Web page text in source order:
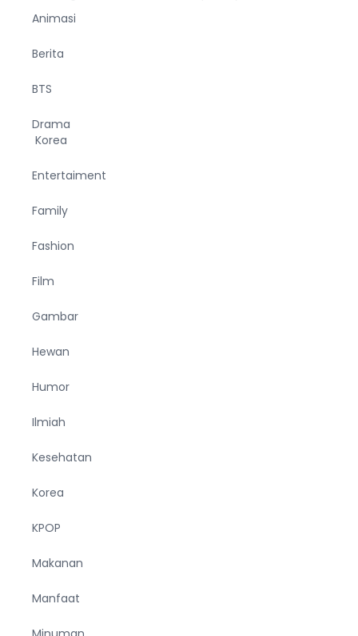
Animasi
Berita
BTS
Drama
Korea
Entertaiment
Family
Fashion
Film
Gambar
Hewan
Humor
Ilmiah
Kesehatan
Korea
KPOP
Makanan
Manfaat